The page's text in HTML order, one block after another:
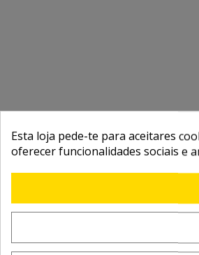
Esta loja pede-te para aceitares
oferecer funcionalidades sociais e